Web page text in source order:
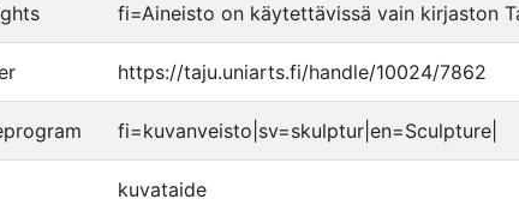
fi=Aineisto on käytettävissä vain kirjaston
https://taju.uniarts.fi/handle/10024/7862
fi=kuvanveisto|sv=skulptur|en=Sculpture|
kuvataide